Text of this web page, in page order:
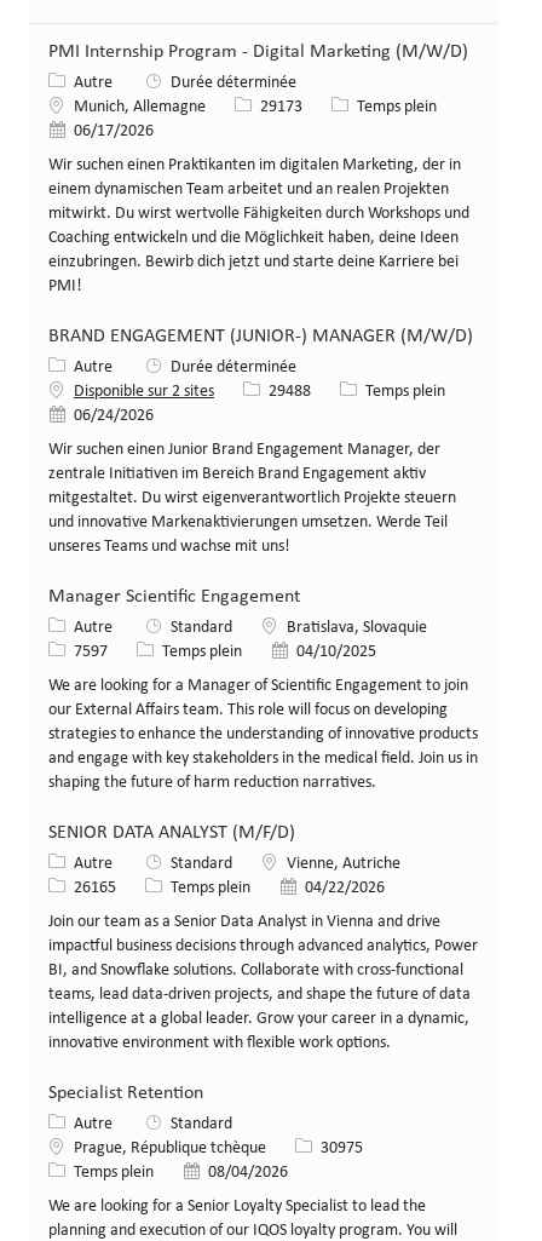
PMI Internship Program - Digital Marketing (M/W/D)
Catégorie
Autre
Durée déterminée
Lieu Munich, Allemagne Identifiant de poste
29173 Type de poste
Temps plein
Date de publication
06/17/2026
Wir suchen einen Praktikanten im digitalen Marketing, der in
einem dynamischen Team arbeitet und an realen Projekten
mitwirkt. Du wirst wertvolle Fähigkeiten durch Workshops und
Coaching entwickeln und die Möglichkeit haben, deine Ideen
einzubringen. Bewirb dich jetzt und starte deine Karriere bei
PMI!
BRAND ENGAGEMENT (JUNIOR-) MANAGER (M/W/D)
Catégorie
Autre
Durée déterminée
Disponible sur 2 sites
Identifiant de poste
29488 Type de poste
Temps plein
Date de publication
06/24/2026
Wir suchen einen Junior Brand Engagement Manager, der
zentrale Initiativen im Bereich Brand Engagement aktiv
mitgestaltet. Du wirst eigenverantwortlich Projekte steuern
und innovative Markenaktivierungen umsetzen. Werde Teil
unseres Teams und wachse mit uns!
Manager Scientific Engagement
Catégorie
Autre Standard Lieu Bratislava, Slovaquie
Identifiant de poste
7597 Type de poste
Temps plein Date de publication
04/10/2025
We are looking for a Manager of Scientific Engagement to join
our External Affairs team. This role will focus on developing
strategies to enhance the understanding of innovative products
and engage with key stakeholders in the medical field. Join us in
shaping the future of harm reduction narratives.
SENIOR DATA ANALYST (M/F/D)
Catégorie
Autre Standard LieuVienne, Autriche
Identifiant de poste
26165 Type de poste
Temps plein Date de publication
04/22/2026
Join our team as a Senior Data Analyst in Vienna and drive
impactful business decisions through advanced analytics, Power
BI, and Snowflake solutions. Collaborate with cross-functional
teams, lead data-driven projects, and shape the future of data
intelligence at a global leader. Grow your career in a dynamic,
innovative environment with flexible work options.
Specialist Retention
Catégorie
Autre
Standard
Lieu Prague, République tchèque Identifiant de poste
30975
Type de poste
Temps plein Date de publication
08/04/2026
We are looking for a Senior Loyalty Specialist to lead the
planning and execution of our IQOS loyalty program. You will